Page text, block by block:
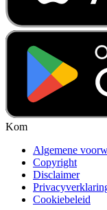
Algemene
Copyright
Disclaimer
Cookiebeleid